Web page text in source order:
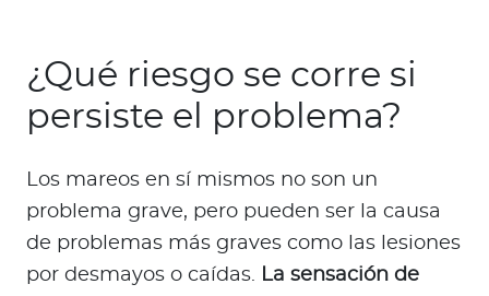
¿Qué riesgo se corre si
persiste el problema?
Los mareos en sí mismos no son un
problema grave, pero pueden ser la causa
de problemas más graves como las lesiones
por desmayos o caídas. La sensación de